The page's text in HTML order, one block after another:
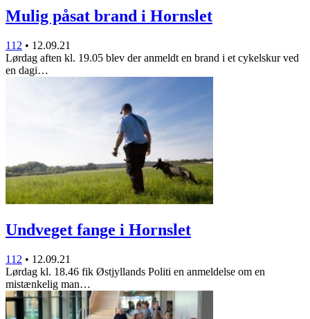
Mulig påsat brand i Hornslet
112 • 12.09.21
Lørdag aften kl. 19.05 blev der anmeldt en brand i et cykelskur ved
en dagi…
Undveget fange i Hornslet
112 • 12.09.21
Lørdag kl. 18.46 fik Østjyllands Politi en anmeldelse om en
mistænkelig man…